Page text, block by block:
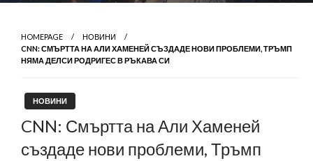
HOMEPAGE
НОВИНИ
CNN: СМЪРТТА НА АЛИ ХАМЕНЕЙ СЪЗДАДЕ НОВИ ПРОБЛЕМИ, ТРЪМП
НЯМА ДЕЛСИ РОДРИГЕС В РЪКАВА СИ
НОВИНИ
CNN: Смъртта на Али Хаменей
създаде нови проблеми, Тръмп